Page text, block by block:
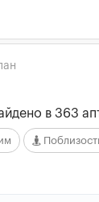
в 363